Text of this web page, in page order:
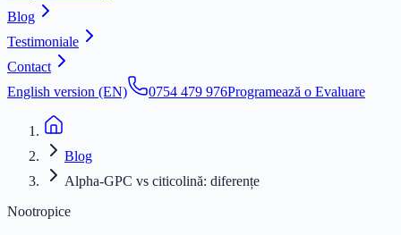
Blog
Testimoniale
Contact
English version (EN)
0754 479 976Programează o Evaluare
Blog
Alpha-GPC vs citicolină: diferențe
Nootropice